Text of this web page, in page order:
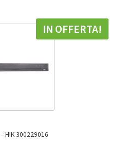
DVR 8CH – HIK 300229016
IN OFFERTA!